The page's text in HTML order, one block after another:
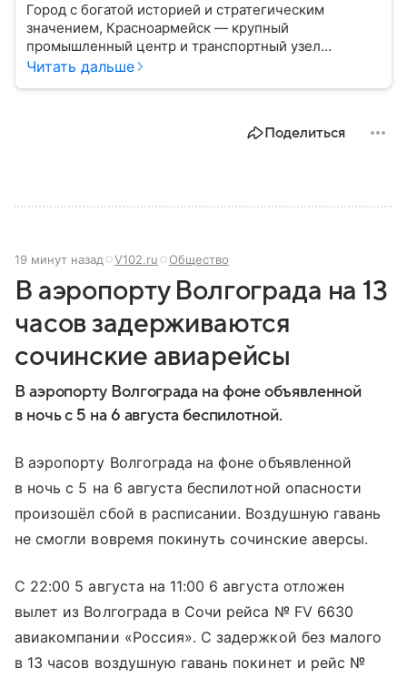
Город с богатой историей и стратегическим
значением, Красноармейск — крупный
промышленный центр и транспортный узел
Донбасса. В материале рассказываем главное об
Читать дальше
Поделиться
19 минут назад V102.ru Общество
В аэропорту Волгограда на 13
часов задерживаются
сочинские авиарейсы
В аэропорту Волгограда на фоне объявленной
в ночь с 5 на 6 августа беспилотной.
В аэропорту Волгограда на фоне объявленной
в ночь с 5 на 6 августа беспилотной опасности
произошёл сбой в расписании. Воздушную гавань
не смогли вовремя покинуть сочинские аверсы.
С 22:00 5 августа на 11:00 6 августа отложен
вылет из Волгограда в Сочи рейса № FV 6630
авиакомпании «Россия». С задержкой без малого
в 13 часов воздушную гавань покинет и рейс №